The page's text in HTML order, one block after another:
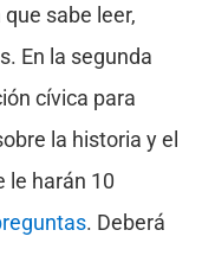
sabe leer,
En la segunda
cívica para
la historia y el
le harán 10
. Deberá